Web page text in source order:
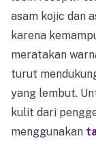
asam kojic dan
karena
meratakan
turut
yang lembut.
kulit dari
menggunakan